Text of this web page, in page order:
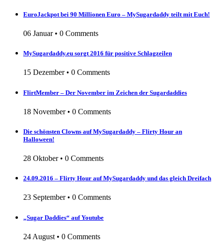
EuroJackpot bei 90 Millionen Euro – MySugardaddy teilt mit Euch!
06 Januar• 0 Comments
MySugardaddy.eu sorgt 2016 für positive Schlagzeilen
15 Dezember• 0 Comments
FlirtMember – Der November im Zeichen der Sugardaddies
18 November• 0 Comments
Die schönsten Clowns auf MySugardaddy – Flirty Hour an
Halloween!
28 Oktober• 0 Comments
24.09.2016 – Flirty Hour auf MySugardaddy und das gleich Dreifach
23 September• 0 Comments
„Sugar Daddies“ auf Youtube
24 August • 0 Comments